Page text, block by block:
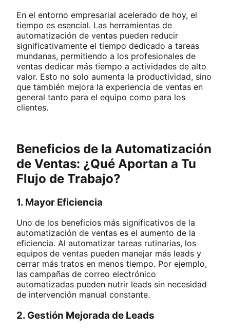
En el entorno empresarial acelerado de hoy, el
tiempo es esencial. Las herramientas de
automatización de ventas pueden reducir
significativamente el tiempo dedicado a tareas
mundanas, permitiendo a los profesionales de
ventas dedicar más tiempo a actividades de alto
valor. Esto no solo aumenta la productividad, sino
que también mejora la experiencia de ventas en
general tanto para el equipo como para los
clientes.
Beneficios de la Automatización
de Ventas: ¿Qué Aportan a Tu
Flujo de Trabajo?
1. Mayor Eficiencia
Uno de los beneficios más significativos de la
automatización de ventas es el aumento de la
eficiencia. Al automatizar tareas rutinarias, los
equipos de ventas pueden manejar más leads y
cerrar más tratos en menos tiempo. Por ejemplo,
las campañas de correo electrónico
automatizadas pueden nutrir leads sin necesidad
de intervención manual constante.
2. Gestión Mejorada de Leads